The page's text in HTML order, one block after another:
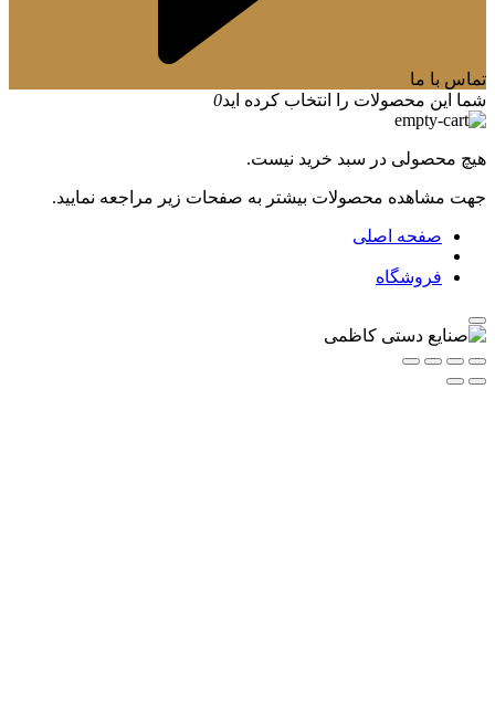
تماس با ما
شما این محصولات را انتخاب کرده اید0
هیچ محصولی در سبد خرید نیست.
جهت مشاهده محصولات بیشتر به صفحات زیر مراجعه نمایید.
صفحه اصلی
فروشگاه